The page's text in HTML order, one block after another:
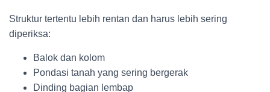
Struktur tertentu lebih rentan dan harus lebih sering
diperiksa:
Balok dan kolom
Pondasi tanah yang sering bergerak
Dinding bagian lembap